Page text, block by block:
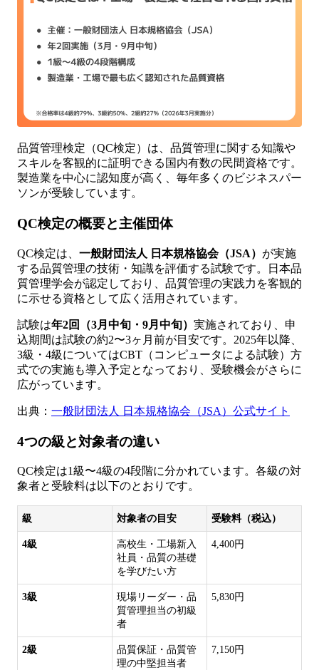
品質管理検定（QC検定）は、品質管理に関する知識や
スキルを客観的に証明できる国内有数の民間資格です。
製造業を中心に認知度が高く、毎年多くのビジネスパー
ソンが受験しています。
QC検定の概要と主催団体
QC検定は、 一般財団法人 日本規格協会（JSA） が実施
する品質管理の技術・知識を評価する試験です。日本品
質管理学会が認定しており、品質管理の実践力を客観的
に示せる資格として広く活用されています。
試験は年2回（3月中旬・9月中旬） 実施されており、申
込期間は試験の約2〜3ヶ月前が目安です。2025年以降、
3級・4級についてはCBT（コンピュータによる試験）方
式での実施も導入予定となっており、受験機会がさらに
広がっています。
出典： 一般財団法人 日本規格協会（JSA）公式サイト
4つの級と対象者の違い
QC検定は1級〜4級の4段階に分かれています。各級の対
象者と受験料は以下のとおりです。
級 対象者の目安 受験料（税込）
4級
高校生・工場新入
社員・品質の基礎
を学びたい方
4,400円
3級
現場リーダー・品
質管理担当の初級
者
5,830円
2級
品質保証・品質管
理の中堅担当者
7,150円